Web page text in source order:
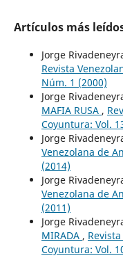
Artículos más
Jorge
Revista
Núm. 1 (2000)
Jorge
MAFIA RUSA ,
Coyuntura: Vol.
Jorge
Venezolana de
(2014)
Jorge
Venezolana de
(2011)
Jorge
MIRADA ,
Coyuntura: Vol.